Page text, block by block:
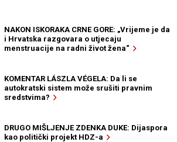
NAKON ISKORAKA CRNE GORE: „Vrijeme je da
i Hrvatska razgovara o utjecaju
menstruacije na radni život žena“
KOMENTAR LÁSZLA VÉGELA: Da li se
autokratski sistem može srušiti pravnim
sredstvima?
DRUGO MIŠLJENJE ZDENKA DUKE: Dijaspora
kao politički projekt HDZ-a